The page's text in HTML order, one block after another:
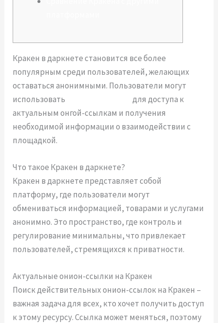
Кракен в даркнете становится все более
популярным среди пользователей, желающих
оставаться анонимными. Пользователи могут
использовать
для доступа к
актуальным онгой-ссылкам и получения
необходимой информации о взаимодействии с
площадкой.
Что такое Кракен в даркнете?
Кракен в даркнете представляет собой
платформу, где пользователи могут
обмениваться информацией, товарами и услугами
анонимно. Это пространство, где контроль и
регулирование минимальны, что привлекает
пользователей, стремящихся к приватности.
Актуальные онион-ссылки на Кракен
Поиск действительных онион-ссылок на Кракен –
важная задача для всех, кто хочет получить доступ
к этому ресурсу. Ссылка может меняться, поэтому